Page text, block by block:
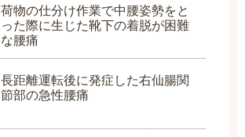
荷物の仕分け作業で中腰姿勢をと
った際に生じた靴下の着脱が困難
な腰痛
長距離運転後に発症した右仙腸関
節部の急性腰痛